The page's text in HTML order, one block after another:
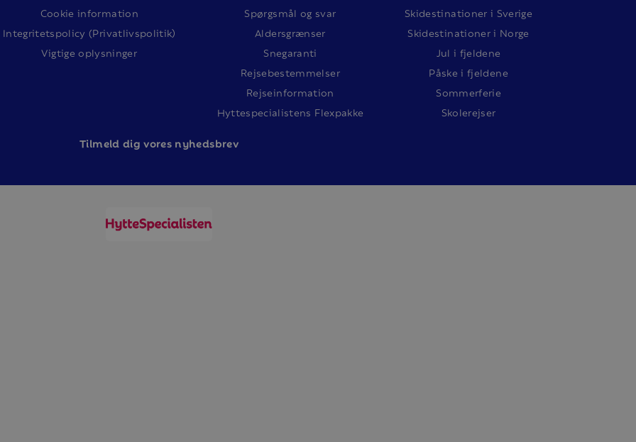
Cookie information
Integritetspolicy (Privatlivspolitik)
Vigtige oplysninger
Spørgsmål og svar
Aldersgrænser
Snegaranti
Rejsebestemmelser
Rejseinformation
Hyttespecialistens Flexpakke
Skidestinationer i Sverige
Skidestinationer i Norge
Jul i fjeldene
Påske i fjeldene
Sommerferie
Skolerejser
Tilmeld dig vores nyhedsbrev